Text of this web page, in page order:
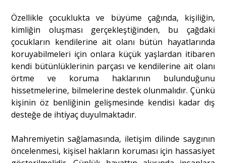
Özellikle çocuklukta ve büyüme çağında, kişiliğin,
kimliğin oluşması gerçekleştiğinden, bu çağdaki
çocukların kendilerine ait olanı bütün hayatlarında
koruyabilmeleri için onlara küçük yaşlardan itibaren
kendi bütünlüklerinin parçası ve kendilerine ait olanı
örtme ve koruma haklarının bulunduğunu
hissetmelerine, bilmelerine destek olunmalıdır. Çünkü
kişinin öz benliğinin gelişmesinde kendisi kadar dış
desteğe de ihtiyaç duyulmaktadır.
Mahremiyetin sağlamasında, iletişim dilinde saygının
öncelenmesi, kişisel hakların koruması için hassasiyet